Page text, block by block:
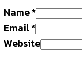
Name*
Email*
Website